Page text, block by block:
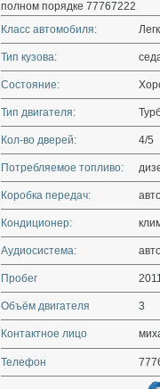
полном порядке 77767222
Класс автомобиля:
Тип кузова:
Состояние:
Тип двигателя:
Кол-во дверей: 4/5
Потребляемое топливо:
Коробка передач:
Кондиционер:
Аудиосистема:
Пробег
Объём двигателя 3
Контактное лицо
Телефон